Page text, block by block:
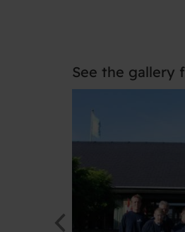
See the gallery